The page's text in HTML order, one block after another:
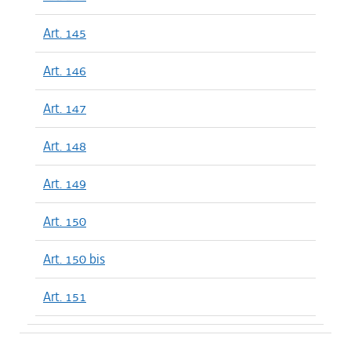
Art. 145
Art. 146
Art. 147
Art. 148
Art. 149
Art. 150
Art. 150 bis
Art. 151